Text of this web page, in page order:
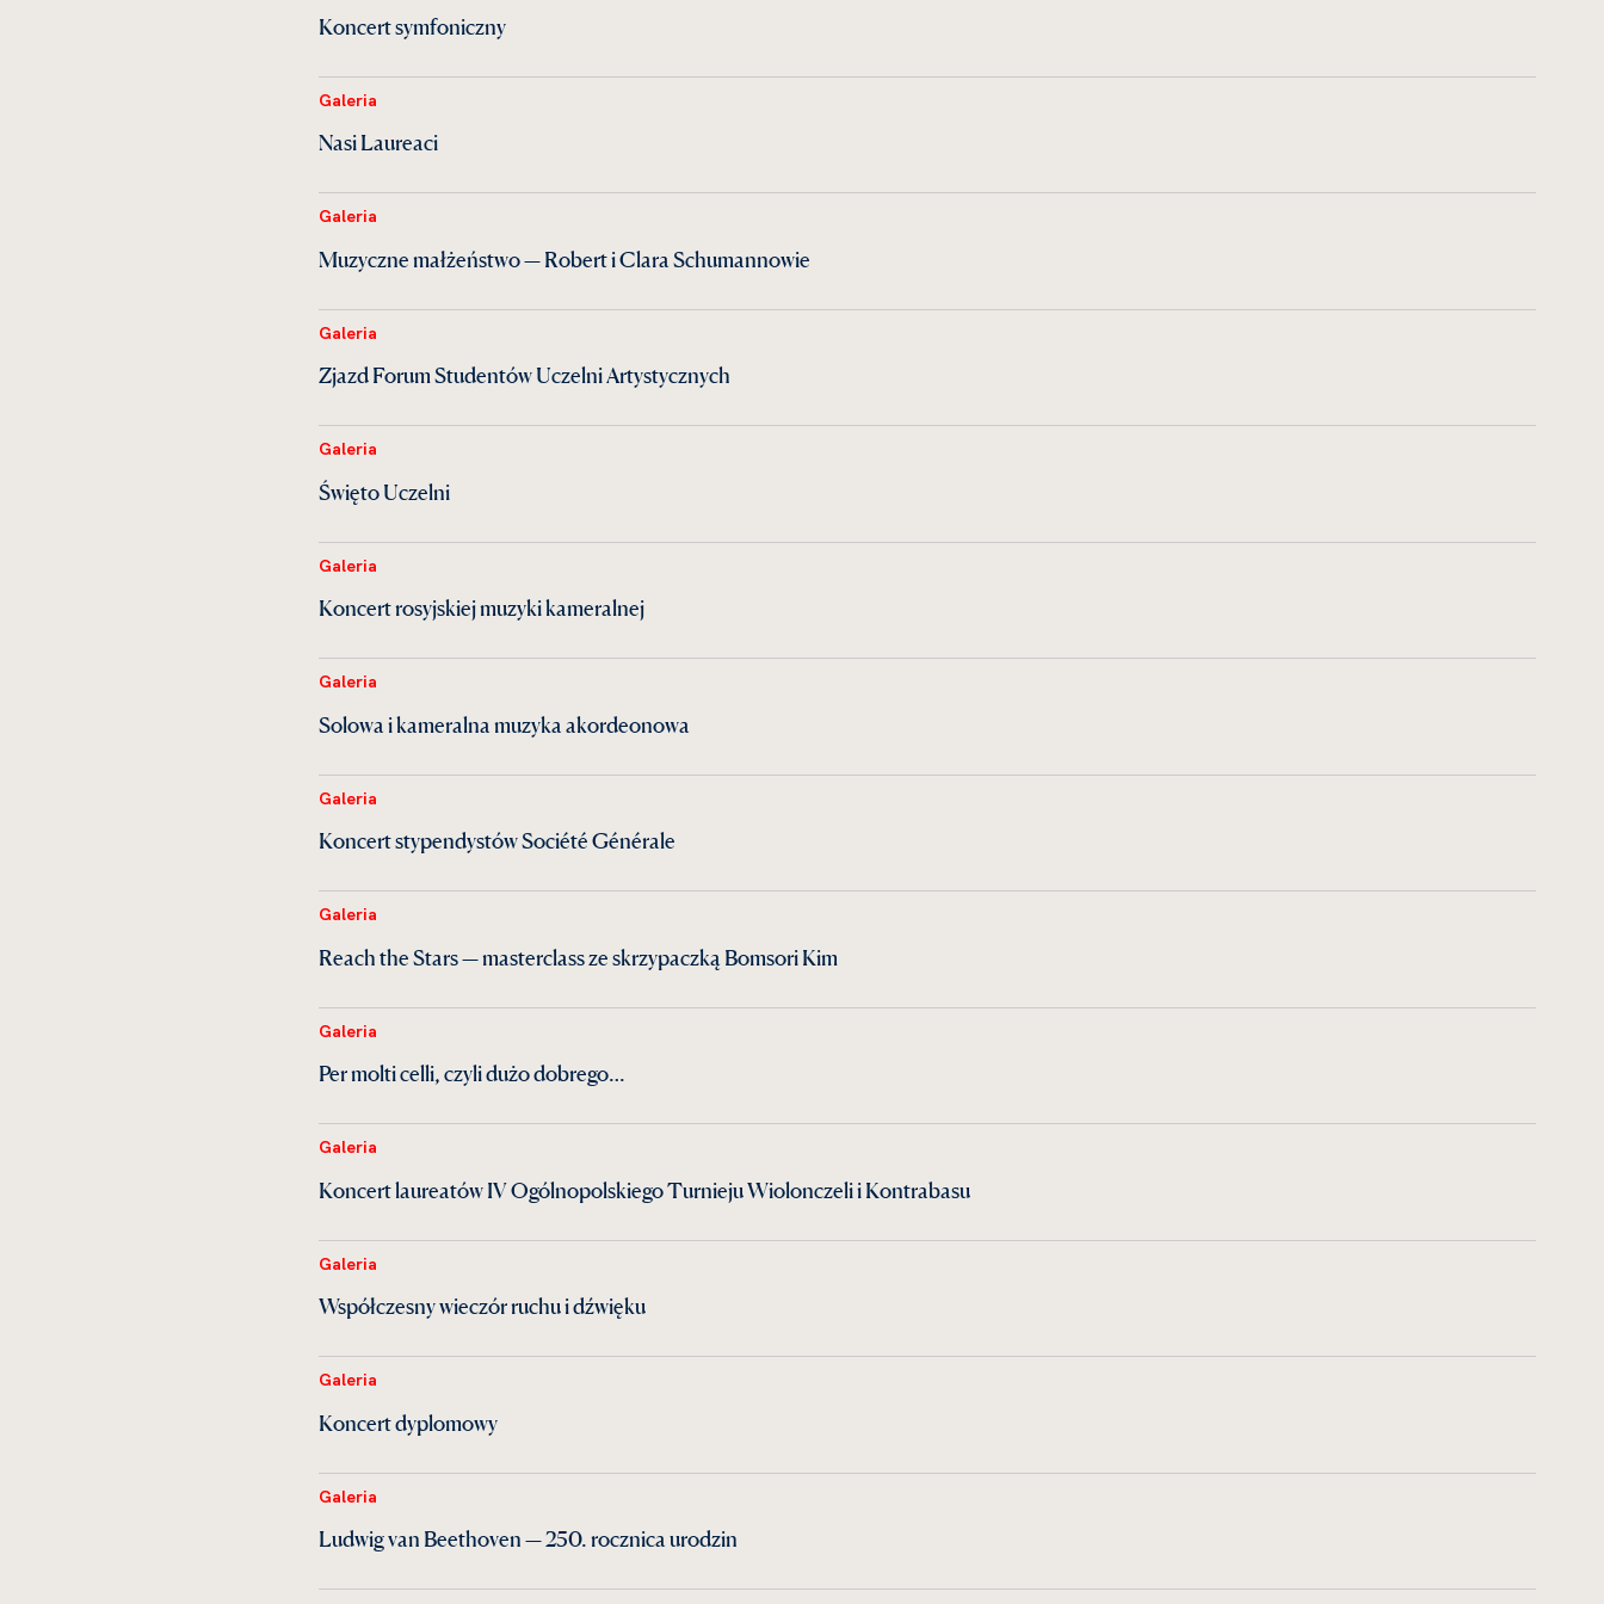
Koncert symfoniczny
Galeria
Nasi Laureaci
Galeria
Muzyczne małżeństwo — Robert i Clara Schumannowie
Galeria
Zjazd Forum Studentów Uczelni Artystycznych
Galeria
Święto Uczelni
Galeria
Koncert rosyjskiej muzyki kameralnej
Galeria
Solowa i kameralna muzyka akordeonowa
Galeria
Koncert stypendystów Société Générale
Galeria
Reach the Stars — masterclass ze skrzypaczką Bomsori Kim
Galeria
Per molti celli, czyli dużo dobrego…
Galeria
Koncert laureatów IV Ogólnopolskiego Turnieju Wiolonczeli i Kontrabasu
Galeria
Współczesny wieczór ruchu i dźwięku
Galeria
Koncert dyplomowy
Galeria
Ludwig van Beethoven — 250. rocznica urodzin